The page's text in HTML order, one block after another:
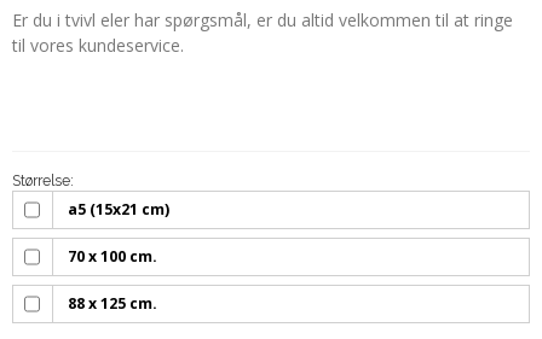
Er du i tvivl eler har spørgsmål, er du altid velkommen til at ringe
til vores kundeservice.
Størrelse:
a5 (15x21 cm)
70 x 100 cm.
88 x 125 cm.